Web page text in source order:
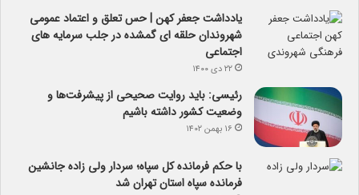
یادداشت جعفر کهن | حس تعلق و اعتماد عمومی
شهروندان حلقه ای گمشده در جلب سرمایه های
اجتماعی
۲۲ دی ۱۴۰۰
رئیسی: باید روایت صحیحی از پیشرفت‌ها و
وضعیت کشور داشته باشیم
۱۶ بهمن ۱۴۰۲
با حکم فرمانده کل سپاه؛ سردار ولی زاده جانشین
فرمانده سپاه استان تهران شد